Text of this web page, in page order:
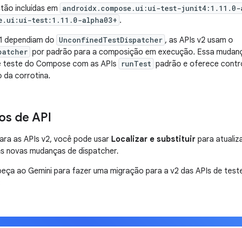
incluídas em androidx.compose.ui:ui-test-junit4:1.11.0-
test:1.11.0-alpha03+ .
dependiam do UnconfinedTestDispatcher , as APIs v2 usam o
por padrão para a composição em execução. Essa
do Compose com as APIs
runTest padrão e oferece
da corrotina.
de API
as APIs v2, você pode usar Localizar e substituir para
novas mudanças de dispatcher.
ao Gemini para fazer uma migração para a v2 das APIs de